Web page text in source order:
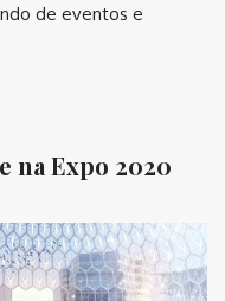
de eventos e
na Expo 2020